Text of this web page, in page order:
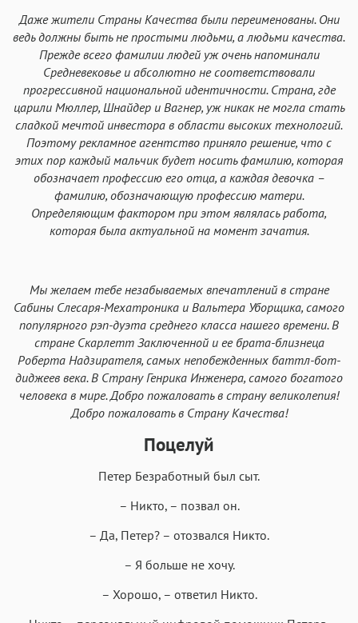
Даже жители Страны Качества были переименованы. Они
ведь должны быть не простыми людьми, а людьми качества.
Прежде всего фамилии людей уж очень напоминали
Средневековье и абсолютно не соответствовали
прогрессивной национальной идентичности. Страна, где
царили Мюллер, Шнайдер и Вагнер, уж никак не могла стать
сладкой мечтой инвестора в области высоких технологий.
Поэтому рекламное агентство приняло решение, что с
этих пор каждый мальчик будет носить фамилию, которая
обозначает профессию его отца, а каждая девочка –
фамилию, обозначающую профессию матери.
Определяющим фактором при этом являлась работа,
которая была актуальной на момент зачатия.
Мы желаем тебе незабываемых впечатлений в стране
Сабины Слесаря-Мехатроника и Вальтера Уборщика, самого
популярного рэп-дуэта среднего класса нашего времени. В
стране Скарлетт Заключенной и ее брата-близнеца
Роберта Надзирателя, самых непобежденных баттл-бот-
диджеев века. В Страну Генрика Инженера, самого богатого
человека в мире. Добро пожаловать в страну великолепия!
Добро пожаловать в Страну Качества!
Поцелуй
Петер Безработный был сыт.
– Никто, – позвал он.
– Да, Петер? – отозвался Никто.
– Я больше не хочу.
– Хорошо, – ответил Никто.